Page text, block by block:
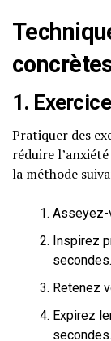
1.
Pratiquer des
réduire
la méthode
Asseyez-
Inspirez
secondes.
Retenez
Expirez
secondes.